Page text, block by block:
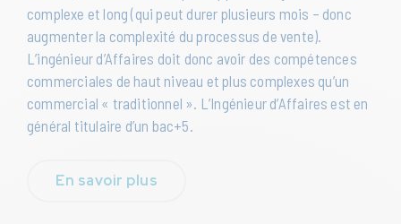
complexe et long (qui peut durer plusieurs mois – donc
augmenter la complexité du processus de vente).
L’ingénieur d’Affaires doit donc avoir des compétences
commerciales de haut niveau et plus complexes qu’un
commercial « traditionnel ». L’Ingénieur d’Affaires est en
général titulaire d’un bac+5.
En savoir plus